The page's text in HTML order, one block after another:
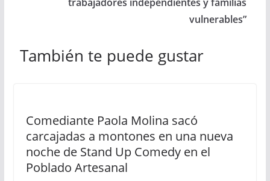
vulnerables”
También te puede gustar
Comediante Paola Molina sacó
carcajadas a montones en una nueva
noche de Stand Up Comedy en el
Poblado Artesanal